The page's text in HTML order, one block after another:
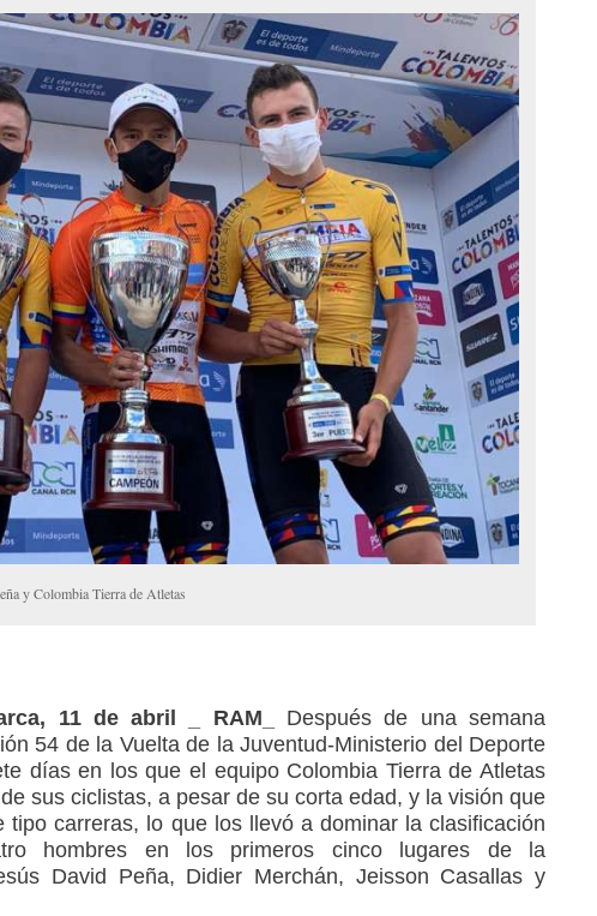
y Colombia Tierra de Atletas
11 de abril _ RAM_ Después de una semana
54 de la Vuelta de la Juventud-Ministerio del Deporte
días en los que el equipo Colombia Tierra de Atletas
sus ciclistas, a pesar de su corta edad, y la visión que
tipo carreras, lo que los llevó a dominar la clasificación
hombres en los primeros cinco lugares de la
David Peña, Didier Merchán, Jeisson Casallas y